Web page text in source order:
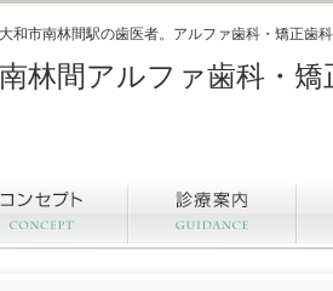
大和市南林間駅の歯医者。アルファ歯科・矯正歯科
南林間アルファ歯科・矯